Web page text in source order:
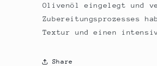
Olivenöl eingelegt und
Zubereitungsprozesses
Textur und einen
Share